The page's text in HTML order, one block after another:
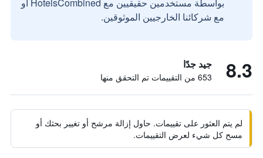
مع شركائنا الخارجيين الموثوقين.
8.3 جيد جدًا
653 من التقييمات تم التحقق منها
لم يتم العثور على تقييمات. حاول إزالة مرشح أو تغيير بحثك أو
مسح كل شيء لعرض التقييمات.